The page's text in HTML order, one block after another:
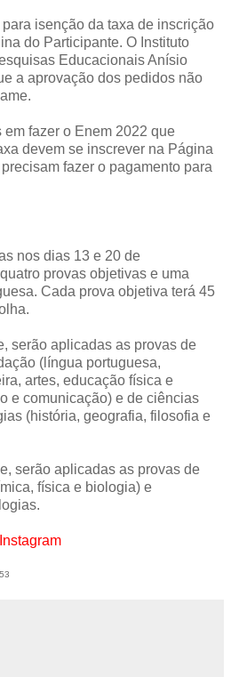
isenção da taxa de inscrição
do Participante. O Instituto
Educacionais Anísio
a aprovação dos pedidos não
em fazer o Enem 2022 que
devem se inscrever na Página
fazer o pagamento para
nos dias 13 e 20 de
provas objetivas e uma
Cada prova objetiva terá 45
serão aplicadas as provas de
(língua portuguesa,
artes, educação física e
e comunicação) e de ciências
(história, geografia, filosofia e
serão aplicadas as provas de
física e biologia) e
Instagram